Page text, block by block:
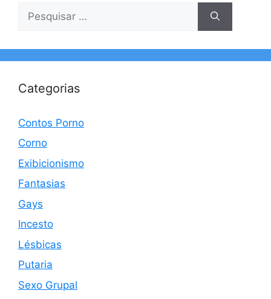
por:
Categorias
Contos Porno
Corno
Exibicionismo
Fantasias
Gays
Incesto
Lésbicas
Putaria
Sexo Grupal